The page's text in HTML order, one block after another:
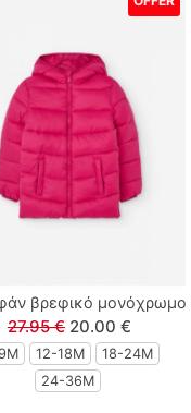
κουκούλα και τσέπες
βρεφικό μονόχρωμο
27.95 € 20.00 €
12-18Μ
18-24Μ
24-36M